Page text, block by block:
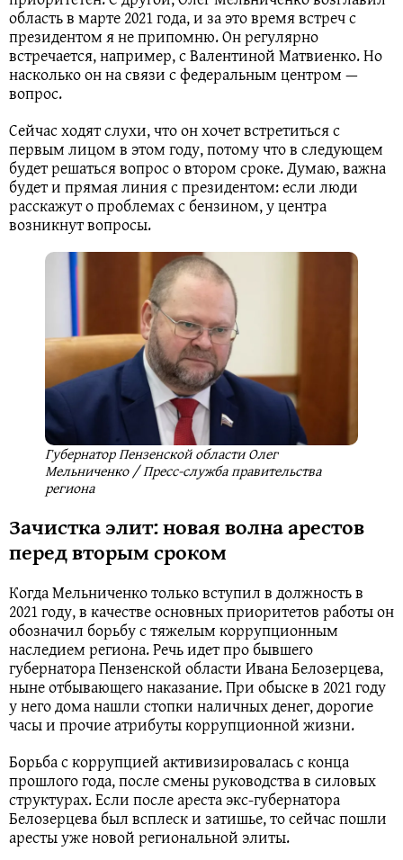
область в марте 2021 года, и за это время встреч с
президентом я не припомню. Он регулярно
встречается, например, с Валентиной Матвиенко. Но
насколько он на связи с федеральным центром —
вопрос.
Сейчас ходят слухи, что он хочет встретиться с
первым лицом в этом году, потому что в следующем
будет решаться вопрос о втором сроке. Думаю, важна
будет и прямая линия с президентом: если люди
расскажут о проблемах с бензином, у центра
возникнут вопросы.
Губернатор Пензенской области Олег
Мельниченко / Пресс-служба правительства
региона
Зачистка элит: новая волна арестов
перед вторым сроком
Когда Мельниченко только вступил в должность в
2021 году, в качестве основных приоритетов работы он
обозначил борьбу с тяжелым коррупционным
наследием региона. Речь идет про бывшего
губернатора Пензенской области Ивана Белозерцева,
ныне отбывающего наказание. При обыске в 2021 году
у него дома нашли стопки наличных денег, дорогие
часы и прочие атрибуты коррупционной жизни.
Борьба с коррупцией активизировалась с конца
прошлого года, после смены руководства в силовых
структурах. Если после ареста экс-губернатора
Белозерцева был всплеск и затишье, то сейчас пошли
аресты уже новой региональной элиты.